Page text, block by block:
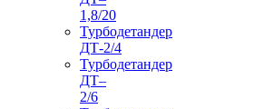
1,8/20
Турбодетандер
ДТ-2/4
Турбодетандер
ДТ–
2/6